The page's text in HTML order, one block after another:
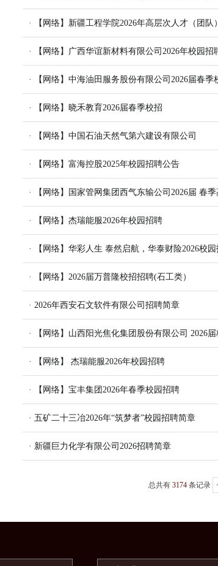
· 【网络】新疆工程学院2026年高层次人才（团队
· 【网络】广西华谊新材料有限公司2026年校园招
· 【网络】中海油田服务股份有限公司2026届春季
· 【网络】晓禾教育2026届春季校招
· 【网络】中国石油天然气第六建设有限公司
· 【网络】富海控股2025年校园招聘公告
· 【网络】国家管网集团西气东输公司2026届 春
· 【网络】杰瑞能服2026年校园招聘
· 【网络】华彩人生 泰然启航，华泰财险2026校
· 【网络】2026届万普隆校招招聘(石工类）
· 2026年西安石文软件有限公司招聘简章
· 【网络】山西阳光焦化集团股份有限公司 2026
· 【网络】 杰瑞能服2026年校园招聘
· 【网络】宝丰集团2026年春季校园招聘
· 五矿二十三冶2026年“筑梦者”校园招聘简章
· 新疆巨力化学有限公司2026招聘简章
总共有 3174 条记录